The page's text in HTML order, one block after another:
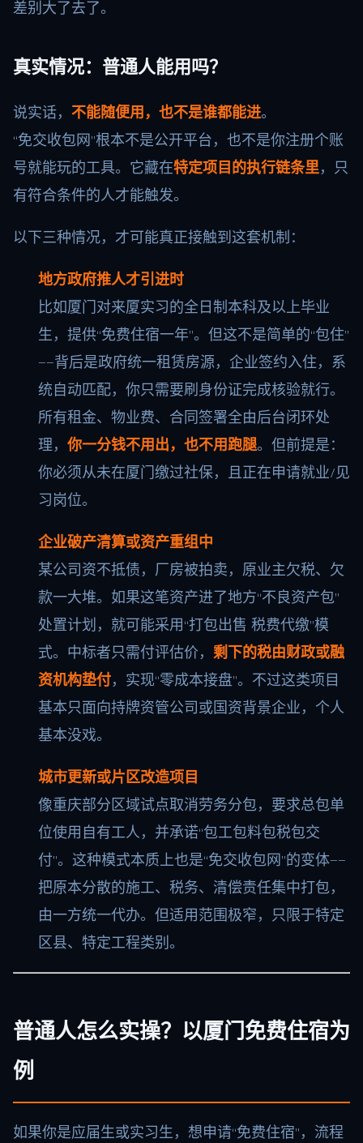
差别大了去了。
真实情况：普通人能用吗？
说实话， 不能随便用，也不是谁都能进。
“免交收包网”根本不是公开平台，也不是你注册个账
号就能玩的工具。它藏在特定项目的执行链条里，只
有符合条件的人才能触发。
以下三种情况，才可能真正接触到这套机制：
地方政府推人才引进时
比如厦门对来厦实习的全日制本科及以上毕业
生，提供“免费住宿一年”。但这不是简单的“包住”
——背后是政府统一租赁房源，企业签约入住，系
统自动匹配，你只需要刷身份证完成核验就行。
所有租金、物业费、合同签署全由后台闭环处
理， 你一分钱不用出，也不用跑腿。但前提是：
你必须从未在厦门缴过社保，且正在申请就业/见
习岗位。
企业破产清算或资产重组中
某公司资不抵债，厂房被拍卖，原业主欠税、欠
款一大堆。如果这笔资产进了地方“不良资产包”
处置计划，就可能采用“打包出售 税费代缴”模
式。中标者只需付评估价， 剩下的税由财政或融
资机构垫付，实现“零成本接盘”。不过这类项目
基本只面向持牌资管公司或国资背景企业，个人
基本没戏。
城市更新或片区改造项目
像重庆部分区域试点取消劳务分包，要求总包单
位使用自有工人，并承诺“包工包料包税包交
付”。这种模式本质上也是“免交收包网”的变体——
把原本分散的施工、税务、清偿责任集中打包，
由一方统一代办。但适用范围极窄，只限于特定
区县、特定工程类别。
普通人怎么实操？以厦门免费住宿为
例
如果你是应届生或实习生，想申请“免费住宿”，流程